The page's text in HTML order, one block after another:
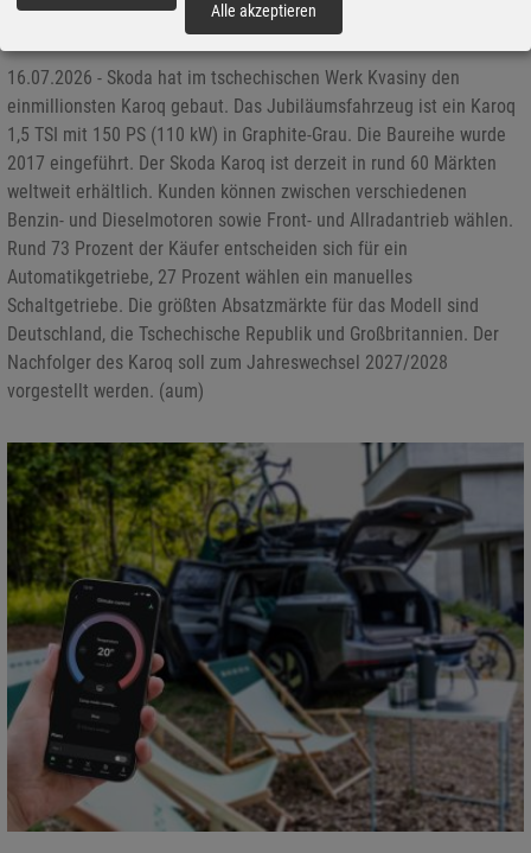
Der Skoda Karoq ist Millionär
16.07.2026 - Skoda hat im tschechischen Werk Kvasiny den
einmillionsten Karoq gebaut. Das Jubiläumsfahrzeug ist ein Karoq
1,5 TSI mit 150 PS (110 kW) in Graphite-Grau. Die Baureihe wurde
2017 eingeführt. Der Skoda Karoq ist derzeit in rund 60 Märkten
weltweit erhältlich. Kunden können zwischen verschiedenen
Benzin- und Dieselmotoren sowie Front- und Allradantrieb wählen.
Rund 73 Prozent der Käufer entscheiden sich für ein
Automatikgetriebe, 27 Prozent wählen ein manuelles
Schaltgetriebe. Die größten Absatzmärkte für das Modell sind
Deutschland, die Tschechische Republik und Großbritannien. Der
Nachfolger des Karoq soll zum Jahreswechsel 2027/2028
vorgestellt werden. (aum)
Alle akzeptieren